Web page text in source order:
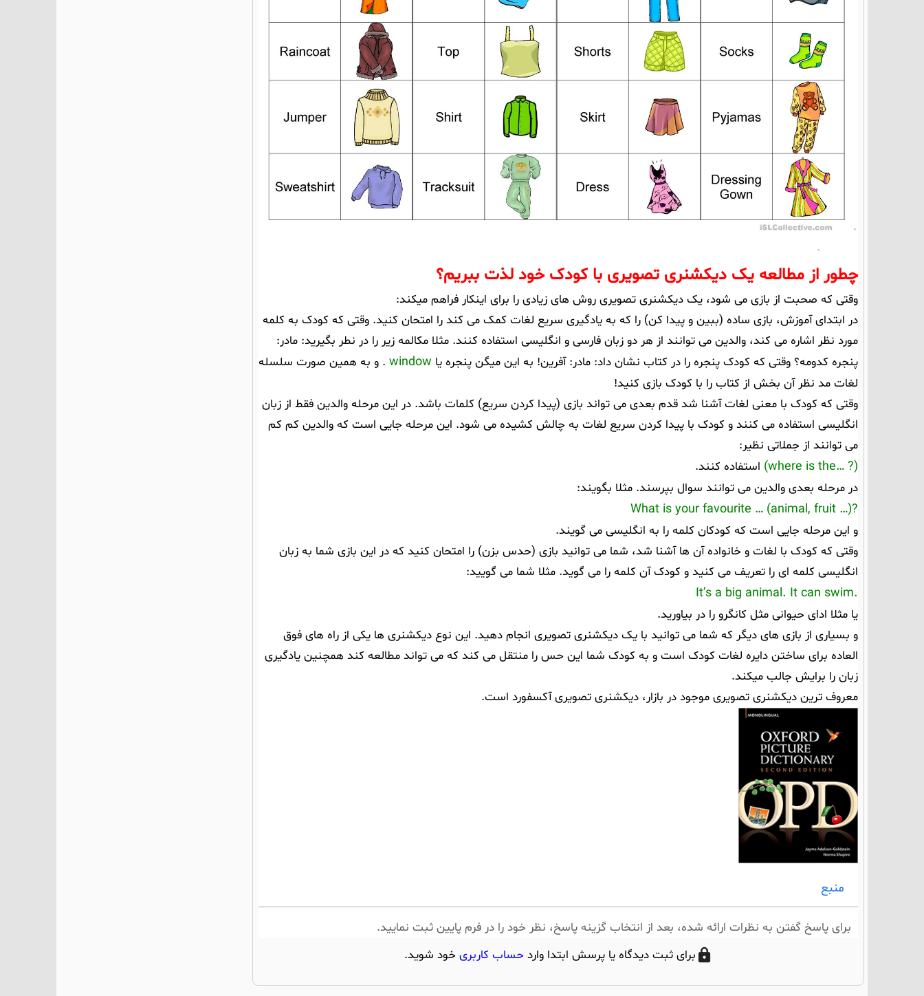
چطور از مطالعه یک دیکشنری تصویری با کودک خود لذت ببریم؟
وقتی که صحبت از بازی می شود، یک دیکشنری تصویری روش های زیادی را برای اینکار فراهم میکند:
در ابتدای آموزش، بازی ساده (ببین و پیدا کن) را که به یادگیری سریع لغات کمک می کند را امتحان کنید. وقتی که کودک به کلمه
مورد نظر اشاره می کند، والدین می توانند از هر دو زبان فارسی و انگلیسی استفاده کنند. مثلا مکالمه زیر را در نطر بگیرید: مادر:
پنجره کدومه؟ وقتی که کودک پنجره را در کتاب نشان داد: مادر: آفرین! به این میگن پنجره یا window
. و به همین صورت سلسله
لغات مد نظر آن بخش از کتاب را با کودک بازی کنید!
وقتی که کودک با معنی لغات آشنا شد قدم بعدی می تواند بازی (پیدا کردن سریع) کلمات باشد. در این مرحله والدین فقط از زبان
انگلیسی استفاده می کنند و کودک با پیدا کردن سریع لغات به چالش کشیده می شود. این مرحله جایی است که والدین کم کم
می توانند از جملاتی نظیر:
(? …where is the)
استفاده کنند.
در مرحله بعدی والدین می توانند سوال بپرسند. مثلا بگویند:
What is your favourite … (animal, fruit …)?
و این مرحله جایی است که کودکان کلمه را به انگلیسی می گویند.
وقتی که کودک با لغات و خانواده آن ها آشنا شد، شما می توانید بازی (حدس بزن) را امتحان کنید که در این بازی شما به زبان
انگلیسی کلمه ای را تعریف می کنید و کودک آن کلمه را می گوید. مثلا شما می گویید:
It’s a big animal. It can swim.
یا مثلا ادای حیوانی مثل کانگرو را در بیاورید.
و بسیاری از بازی های دیگر که شما می توانید با یک دیکشنری تصویری انجام دهید. این نوع دیکشنری ها یکی از راه های فوق
العاده برای ساختن دایره لغات کودک است و به کودک شما این حس را منتقل می کند که می تواند مطالعه کند همچنین یادگیری
زبان را برایش جالب میکند.
معروف ترین دیکشنری تصویری موجود در بازار، دیکشنری تصویری آکسفورد است.
منبع
برای پاسخ گفتن به نظرات ارائه شده، بعد از انتخاب گزینه پاسخ، نظر خود را در فرم پایین ثبت نمایید.
برای ثبت دیدگاه یا پرسش ابتدا وارد حساب کاربری خود شوید.